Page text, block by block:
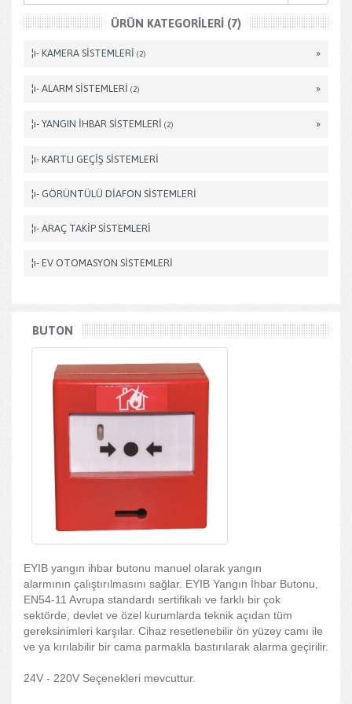
ÜRÜN KATEGORILERI (7)
¦ı- KAMERA SİSTEMLERİ (2) »
¦ı- ALARM SİSTEMLERİ (2) »
¦ı- YANGIN İHBAR SİSTEMLERİ (2) »
¦ı- KARTLI GEÇİŞ SİSTEMLERİ
¦ı- GÖRÜNTÜLÜ DİAFON SİSTEMLERİ
¦ı- ARAÇ TAKİP SİSTEMLERİ
¦ı- EV OTOMASYON SİSTEMLERİ
BUTON
EYIB yangın ihbar butonu manuel olarak yangın
alarmının çalıştırılmasını sağlar. EYIB Yangın İhbar Butonu,
EN54-11 Avrupa standardı sertifikalı ve farklı bir çok
sektörde, devlet ve özel kurumlarda teknik açıdan tüm
gereksinimleri karşılar. Cihaz resetlenebilir ön yüzey camı ile
ve ya kırılabilir bir cama parmakla bastırılarak alarma geçirilir.
24V - 220V Seçenekleri mevcuttur.